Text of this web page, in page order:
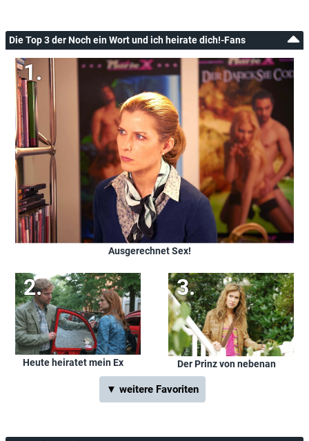
Die Top 3 der Noch ein Wort und ich heirate dich!-Fans
Ausgerechnet Sex!
Heute heiratet mein Ex Der Prinz von nebenan
▼ weitere Favoriten